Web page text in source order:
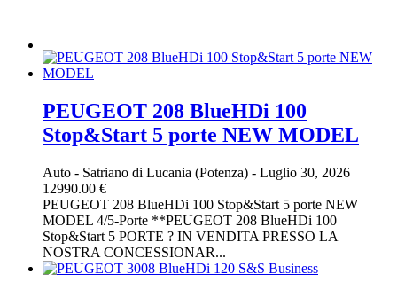
PEUGEOT 208 BlueHDi 100
Stop&Start 5 porte NEW MODEL
Auto - Satriano di Lucania (Potenza) - Luglio 30, 2026
12990.00 €
PEUGEOT 208 BlueHDi 100 Stop&Start 5 porte NEW
MODEL 4/5-Porte **PEUGEOT 208 BlueHDi 100
Stop&Start 5 PORTE ? IN VENDITA PRESSO LA
NOSTRA CONCESSIONAR...